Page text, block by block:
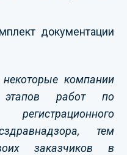
документации
компании
работ по
тем
заказчиков в